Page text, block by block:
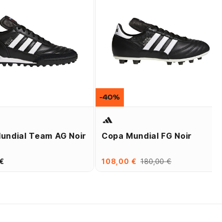
Team AG Noir Copa Mundial FG Noir
108,00 € 180,00 €
-40%